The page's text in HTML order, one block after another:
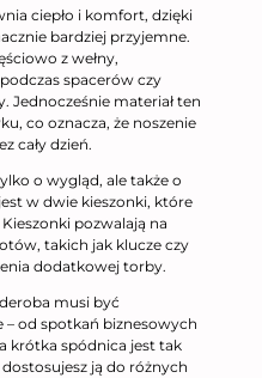
ciepło i komfort, dzięki
bardziej przyjemne.
z wełny,
spacerów czy
Jednocześnie materiał ten
co oznacza, że noszenie
cały dzień.
o wygląd, ale także o
w dwie kieszonki, które
pozwalają na
takich jak klucze czy
dodatkowej torby.
musi być
– od spotkań biznesowych
krótka spódnica jest tak
ją do różnych